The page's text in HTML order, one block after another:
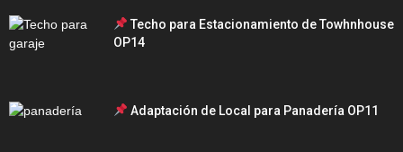
Techo para Estacionamiento de Towhnhouse
OP14
Adaptación de Local para Panadería OP11